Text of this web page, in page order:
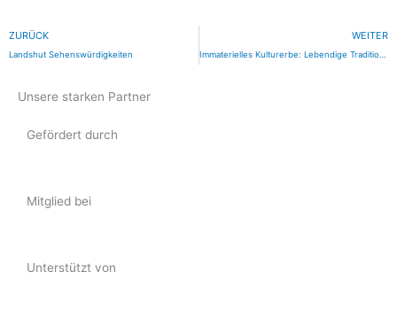
Zurück
ZURÜCK
Landshut Sehenswürdigkeiten
WEITER
Immaterielles Kulturerbe: Lebendige Traditionen in Bayern schützen und bewahren
Unsere starken Partner
Gefördert durch
Mitglied bei
Unterstützt von